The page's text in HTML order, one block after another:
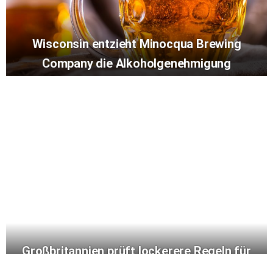
Wisconsin entzieht Minocqua Brewing
Company die Alkoholgenehmigung
Großbritannien prüft lockerere Regeln für